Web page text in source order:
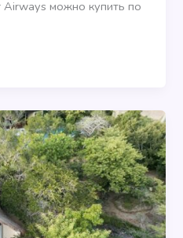
можно купить по